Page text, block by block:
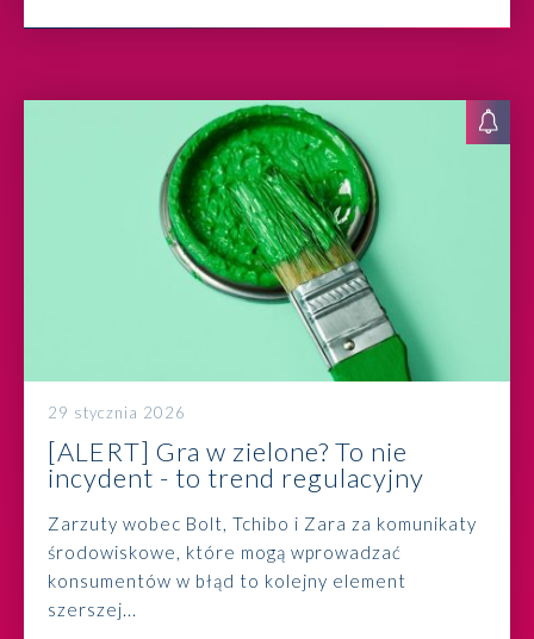
29 stycznia 2026
[ALERT] Gra w zielone? To nie
incydent - to trend regulacyjny
Zarzuty wobec Bolt, Tchibo i Zara za komunikaty
środowiskowe, które mogą wprowadzać
konsumentów w błąd to kolejny element
szerszej...